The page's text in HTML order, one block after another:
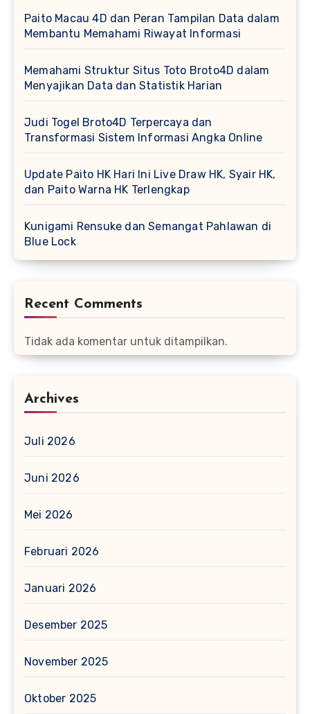
Paito Macau 4D dan Peran Tampilan Data dalam
Membantu Memahami Riwayat Informasi
Memahami Struktur Situs Toto Broto4D dalam
Menyajikan Data dan Statistik Harian
Judi Togel Broto4D Terpercaya dan
Transformasi Sistem Informasi Angka Online
Update Paito HK Hari Ini Live Draw HK, Syair HK,
dan Paito Warna HK Terlengkap
Kunigami Rensuke dan Semangat Pahlawan di
Blue Lock
Recent Comments
Tidak ada komentar untuk ditampilkan.
Archives
Juli 2026
Juni 2026
Mei 2026
Februari 2026
Januari 2026
Desember 2025
November 2025
Oktober 2025